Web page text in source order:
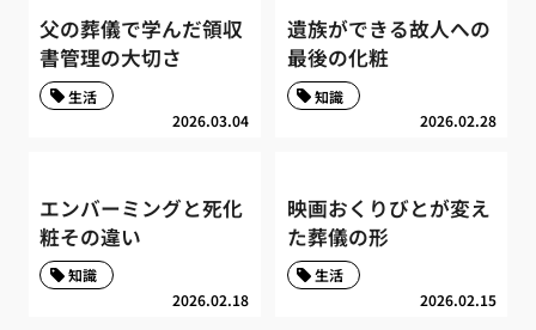
父の葬儀で学んだ領収
書管理の大切さ
2026.03.04
生活
遺族ができる故人への
最後の化粧
2026.02.28
知識
エンバーミングと死化
粧その違い
2026.02.18
知識
映画おくりびとが変え
た葬儀の形
2026.02.15
生活